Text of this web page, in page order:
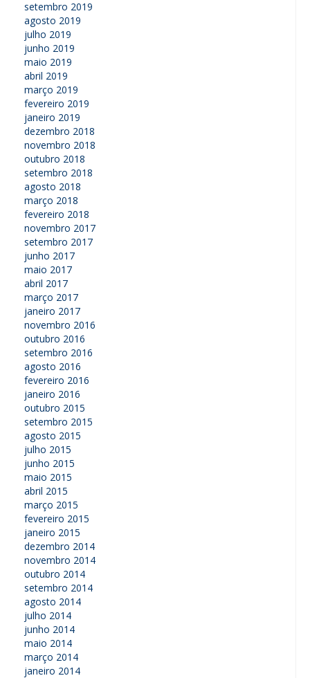
setembro 2019
agosto 2019
julho 2019
junho 2019
maio 2019
abril 2019
março 2019
fevereiro 2019
janeiro 2019
dezembro 2018
novembro 2018
outubro 2018
setembro 2018
agosto 2018
março 2018
fevereiro 2018
novembro 2017
setembro 2017
junho 2017
maio 2017
abril 2017
março 2017
janeiro 2017
novembro 2016
outubro 2016
setembro 2016
agosto 2016
fevereiro 2016
janeiro 2016
outubro 2015
setembro 2015
agosto 2015
julho 2015
junho 2015
maio 2015
abril 2015
março 2015
fevereiro 2015
janeiro 2015
dezembro 2014
novembro 2014
outubro 2014
setembro 2014
agosto 2014
julho 2014
junho 2014
maio 2014
março 2014
janeiro 2014